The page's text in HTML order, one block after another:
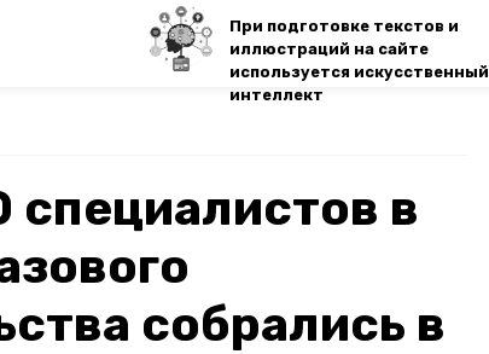
При подготовке текстов и
иллюстраций на сайте
используется искусственный
интеллект
специалистов в
собрались в